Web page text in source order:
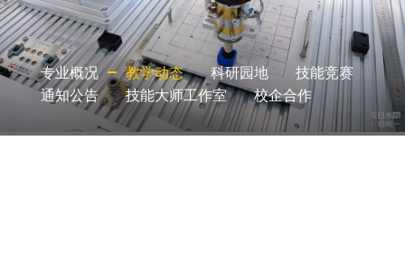
专业概况 教学动态 科研园地
技能竞赛
通知公告
技能大师工作室 校企合作